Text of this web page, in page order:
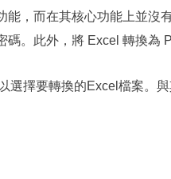
能，而在其核心功能上並沒
。此外，將 Excel 轉換為
選擇要轉換的Excel檔案。